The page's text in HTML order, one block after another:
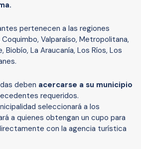
pertenecen a las regiones
Valparaíso, Metropolitana,
Biobío, La Araucanía, Los Ríos, Los
deben acercarse a su municipio
requeridos.
seleccionará a los
a quienes obtengan un cupo para
con la agencia turística